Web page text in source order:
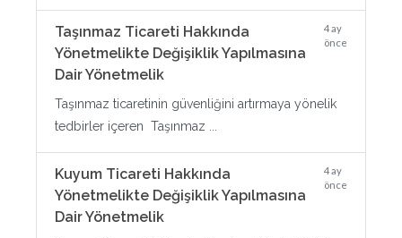
Taşınmaz Ticareti Hakkında
Yönetmelikte Değişiklik Yapılmasına
Dair Yönetmelik
4 ay
önce
Taşınmaz ticaretinin güvenliğini artırmaya yönelik
tedbirler içeren Taşınmaz ...
Kuyum Ticareti Hakkında
Yönetmelikte Değişiklik Yapılmasına
Dair Yönetmelik
4 ay
önce